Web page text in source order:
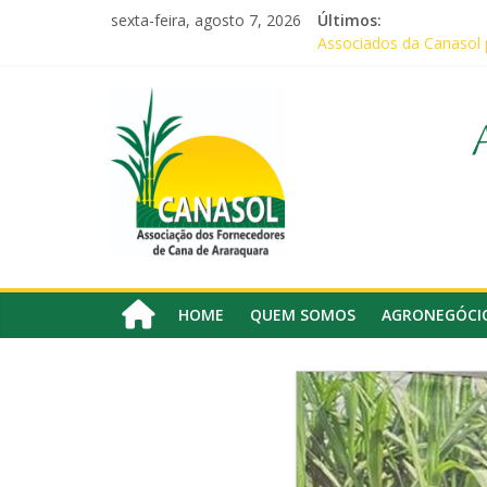
sexta-feira, agosto 7, 2026
Últimos:
Associados da
Em audiência com
Canasol marca
Canasol
Associação
dos
Fornecedores
HOME QUEM SOMOS